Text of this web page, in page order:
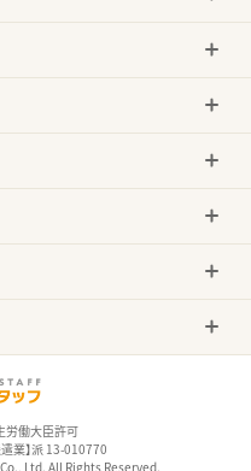
労働大臣許可
遣業】派 13-010770
Ltd. All Rights Reserved.